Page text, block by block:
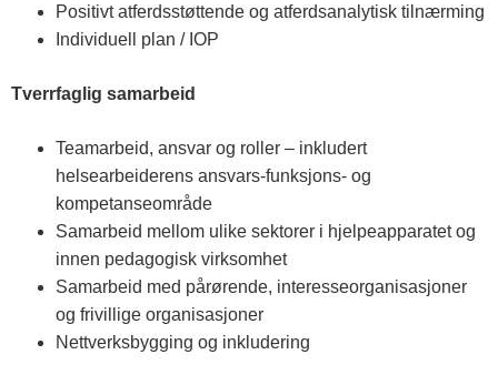
Positivt atferdsstøttende og atferdsanalytisk tilnærming
Individuell plan / IOP
Tverrfaglig samarbeid
Teamarbeid, ansvar og roller – inkludert
helsearbeiderens ansvars-funksjons- og
kompetanseområde
Samarbeid mellom ulike sektorer i hjelpeapparatet og
innen pedagogisk virksomhet
Samarbeid med pårørende, interesseorganisasjoner
og frivillige organisasjoner
Nettverksbygging og inkludering